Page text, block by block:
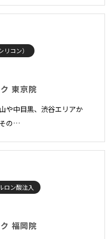
リコン）
東京院
や中目黒、渋谷エリアか
の…
ロン酸注入
福岡院